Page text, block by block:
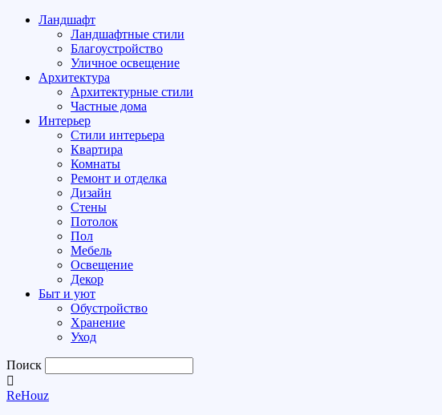
Ландшафт
Ландшафтные стили
Благоустройство
Уличное освещение
Архитектура
Архитектурные стили
Частные дома
Интерьер
Стили интерьера
Квартира
Комнаты
Ремонт и отделка
Дизайн
Стены
Потолок
Пол
Мебель
Освещение
Декор
Быт и уют
Обустройство
Хранение
Уход
Поиск
ReHouz